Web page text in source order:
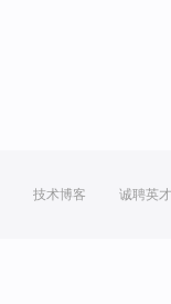
技术博客 诚聘英才